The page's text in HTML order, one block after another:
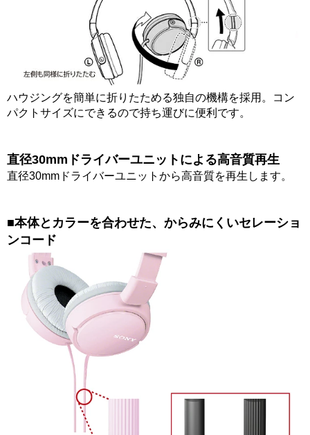
ハウジングを簡単に折りたためる独自の機構を採用。コン
パクトサイズにできるので持ち運びに便利です。
直径30mmドライバーユニットによる高音質再生
直径30mmドライバーユニットから高音質を再生します。
■本体とカラーを合わせた、からみにくいセレーショ
ンコード